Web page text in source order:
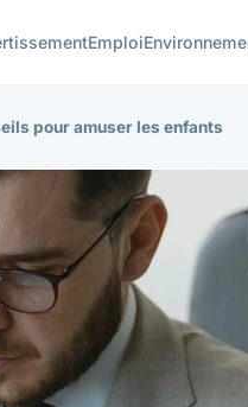
Emploi
pour amuser les enfants